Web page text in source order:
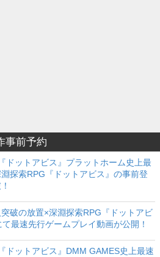
事前予約
ドットアビス』プラットホーム史上最
探索RPG『ドットアビス』の事前登
破の放置×深淵探索RPG『ドットアビ
最速先行ゲームプレイ動画が公開！
ドットアビス』DMM GAMES史上最速